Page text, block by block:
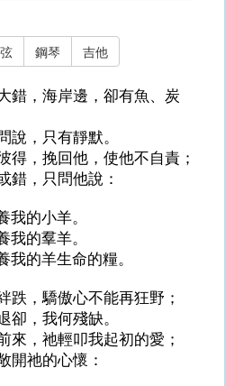
鋼琴 吉他
錯，海岸邊，卻有魚、炭
說，只有靜默。
得，挽回他，使他不自責；
錯，只問他說：
的小羊。
的羣羊。
我的羊生命的糧。
跌，驕傲心不能再狂野；
卻，我何殘缺。
來，祂輕叩我起初的愛；
開祂的心懷：